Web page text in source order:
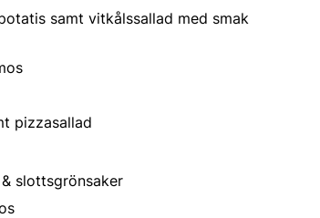
samt vitkålssallad med smak
pizzasallad
slottsgrönsaker